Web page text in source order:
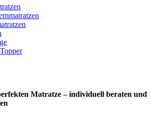
Matratze – individuell beraten und